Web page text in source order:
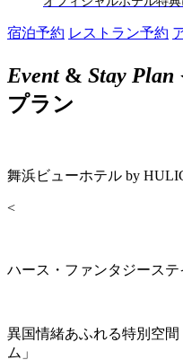
宿泊予約 レストラン予約
Event& Stay Plan
プラン
舞浜ビューホテル by
<
ハース・ファンタジース
異国情緒あふれる特別空
ム」